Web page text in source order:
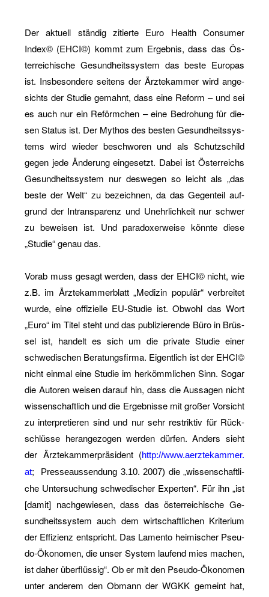
Der ak­tu­ell stän­dig zi­tier­te Euro Health Con­su­mer
Index© (EHCI©) kommt zum Er­geb­nis, dass das Ös­
ter­rei­chi­sche Ge­sund­heits­sys­tem das beste Eu­ro­pas
ist. Ins­be­son­de­re sei­tens der Ärz­te­kam­mer wird an­ge­
sichts der Stu­die ge­mahnt, dass eine Re­form – und sei
es auch nur ein Re­förm­chen – eine Be­dro­hung für die­
sen Sta­tus ist. Der My­thos des bes­ten Ge­sund­heits­sys­
tems wird wie­der be­schwo­ren und als Schutz­schild
gegen jede Än­de­rung ein­ge­setzt. Dabei ist Ös­ter­reichs
Ge­sund­heits­sys­tem nur des­we­gen so leicht als „das
beste der Welt“ zu be­zeich­nen, da das Ge­gen­teil auf­
grund der In­trans­pa­renz und Un­ehr­lich­keit nur schwer
zu be­wei­sen ist. Und pa­ra­do­xer­wei­se könn­te diese
„Stu­die“ genau das.
Vorab muss ge­sagt wer­den, dass der EHCI© nicht, wie
z.B. im Ärz­te­kam­mer­blatt „Me­di­zin po­pu­lär“ ver­brei­tet
wurde, eine of­fi­zi­el­le EU-Stu­die ist. Ob­wohl das Wort
„Euro“ im Titel steht und das pu­bli­zie­ren­de Büro in Brüs­
sel ist, han­delt es sich um die pri­va­te Stu­die einer
schwe­di­schen Be­ra­tungs­fir­ma. Ei­gent­lich ist der EHCI©
nicht ein­mal eine Stu­die im her­kömm­li­chen Sinn. Sogar
die Au­to­ren wei­sen dar­auf hin, dass die Aus­sa­gen nicht
wis­sen­schaft­lich und die Er­geb­nis­se mit gro­ßer Vor­sicht
zu in­ter­pre­tie­ren sind und nur sehr re­strik­tiv für Rück­
schlüs­se her­an­ge­zo­gen wer­den dür­fen. An­ders sieht
der Ärz­te­kam­mer­prä­si­dent (http://​www.​aer​ztek​amme​r.​
at; Pres­se­aus­sen­dung 3.10. 2007) die „wis­sen­schaft­li­
che Un­ter­su­chung schwe­di­scher Ex­per­ten“. Für ihn „ist
[damit] nach­ge­wie­sen, dass das ös­ter­rei­chi­sche Ge­
sund­heits­sys­tem auch dem wirt­schaft­li­chen Kri­te­ri­um
der Ef­fi­zi­enz ent­spricht. Das La­men­to hei­mi­scher Pseu­
do-Öko­no­men, die unser Sys­tem lau­fend mies ma­chen,
ist daher über­flüs­sig“. Ob er mit den Pseu­do-Öko­no­men
unter an­de­rem den Ob­mann der WGKK ge­meint hat,